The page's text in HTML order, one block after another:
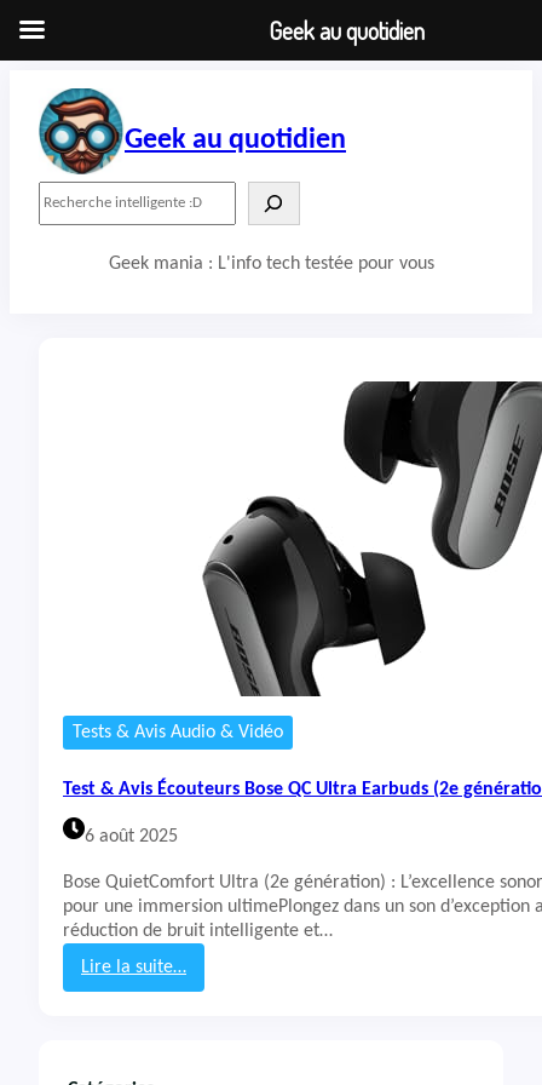
contenu
Geek au quotidien
Geek mania : L'info tech testée pour vous
Tests & Avis Audio & Vidéo
Test & Avis Écouteurs Bose QC Ultra Earbuds (2e
6 août 2025
Bose QuietComfort Ultra (2e génération) : L’excellence
pour une immersion ultimePlongez dans un son d’exception
réduction de bruit intelligente et…
Lire la suite…
:
Geek au quotidien